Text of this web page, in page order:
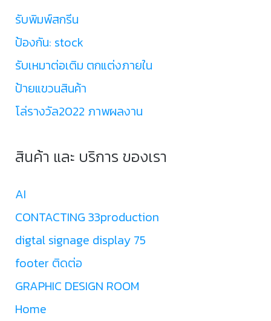
รับพิมพ์สกรีน
ป้องกัน: stock
รับเหมาต่อเติม ตกแต่งภายใน
ป้ายแขวนสินค้า
โล่รางวัล2022 ภาพผลงาน
สินค้า และ บริการ ของเรา
AI
CONTACTING 33production
digtal signage display 75
footer ติดต่อ
GRAPHIC DESIGN ROOM
Home